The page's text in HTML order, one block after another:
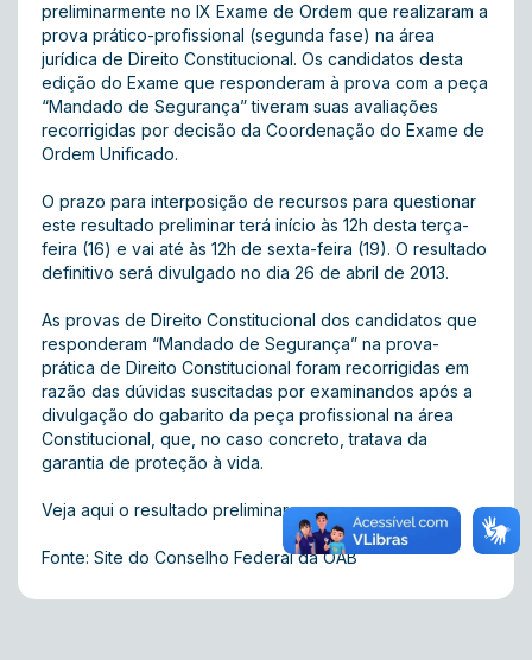
preliminarmente no IX Exame de Ordem que realizaram a
prova prático-profissional (segunda fase) na área
jurídica de Direito Constitucional. Os candidatos desta
edição do Exame que responderam à prova com a peça
“Mandado de Segurança” tiveram suas avaliações
recorrigidas por decisão da Coordenação do Exame de
Ordem Unificado.
O prazo para interposição de recursos para questionar
este resultado preliminar terá início às 12h desta terça-
feira (16) e vai até às 12h de sexta-feira (19). O resultado
definitivo será divulgado no dia 26 de abril de 2013.
As provas de Direito Constitucional dos candidatos que
responderam “Mandado de Segurança” na prova-
prática de Direito Constitucional foram recorrigidas em
razão das dúvidas suscitadas por examinandos após a
divulgação do gabarito da peça profissional na área
Constitucional, que, no caso concreto, tratava da
garantia de proteção à vida.
Veja aqui o resultado preliminar.
Fonte: Site do Conselho Federal da OAB